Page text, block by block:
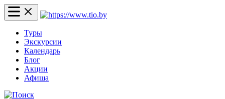
Туры
Экскурсии
Календарь
Блог
Акции
Афиша